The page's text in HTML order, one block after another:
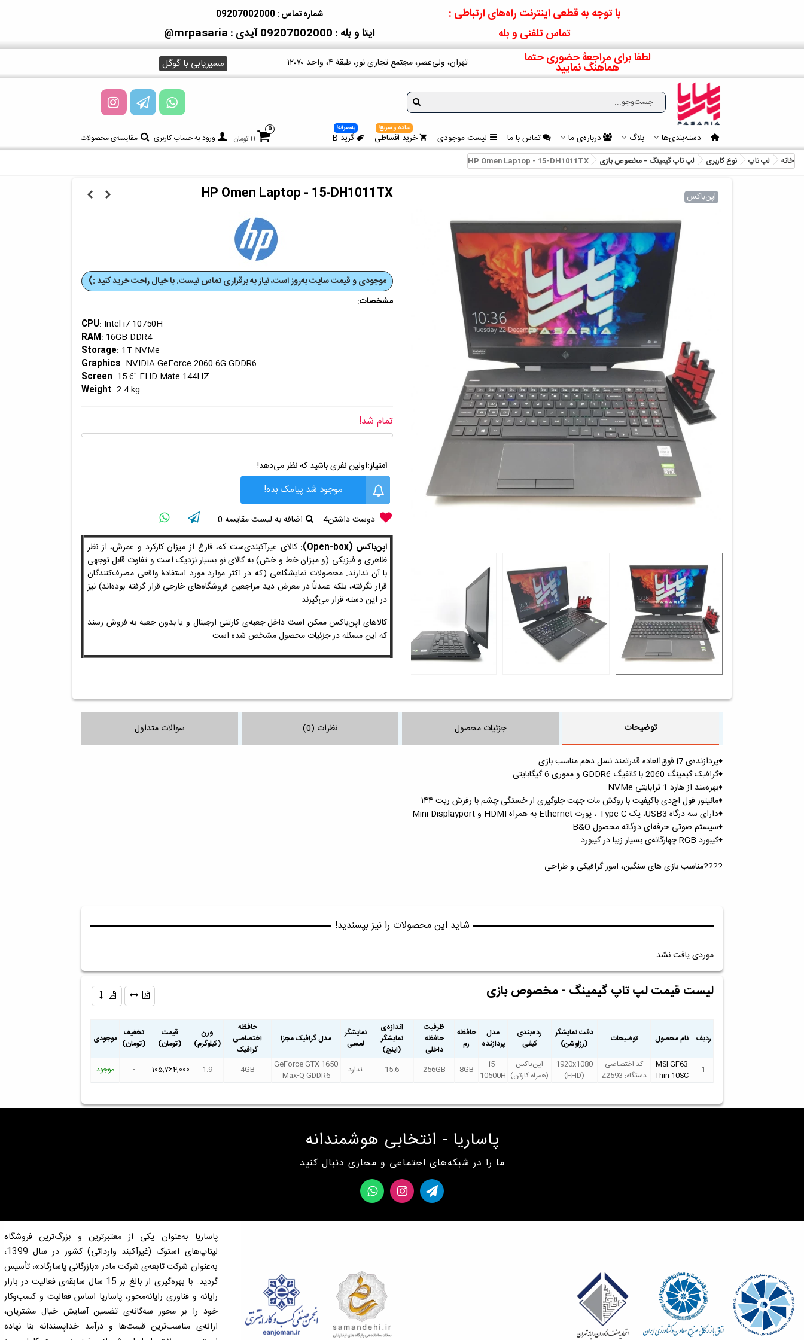
با توجه به قطعی اینترنت راه‌های ارتباطی :
تماس تلفنی و بله
شماره تماس : 09207002000
ایتا و بله : 09207002000
آیدی : mrpasaria@
لطفا برای مراجعۀ حضوری حتما
هماهنگ نمایید تهران، ولی‌عصر، مجتمع تجاری نور، طبقۀ ۴، واحد ۱۲۰۷۰ مسیریابی با گوگل
دسته‌بندی‌ها بلاگ درباره‌ی ما تماس با ما لیست موجودی خرید اقساطی
ساده و سریع!
گرید B
به‌صرفه! 0
0 تومان ورود به حساب کاربری
مقایسه‌ی محصولات
خانه
لپ تاپ نوع کاربری لپ تاپ گیمینگ - مخصوص بازی HP Omen Laptop - 15-DH1011TX
اپن‌باکس HP Omen Laptop - 15-DH1011TX
موجودی و قیمت‌ سایت به‌روز است، نیاز به برقراری تماس نیست. با خیال راحت خرید کنید :)
مشخصات:
CPU: Intel i7-10750H
RAM: 16GB DDR4
Storage: 1T NVMe
Graphics: NVIDIA GeForce 2060 6G GDDR6
Screen: 15.6" FHD Mate 144HZ
Weight: 2.4 kg
تمام شد!
امتیاز:اولین نفری باشید که نظر می‌دهد!
موجود شد پیامک بده!
دوست داشتن4 اضافه به لیست مقایسه 0
اپن‌باکس (Open-box)
: کالای غیرآکبندی‌ست که، فارغ از میزان کارکرد و عمرش، از نظر
ظاهری و فیزیکی (و میزان خط و خش)به کالای نو بسیار نزدیک است و تفاوت قابل توجهی
با آن ندارند. محصولات نمایشگاهی (که در اکثر مواردمورد استفادۀ واقعی مصرف‌کنندگان
قرار نگرفته، بلکه عمدتاً در معرض دید مراجعین فروشگاه‌های خارجی قرار گرفته بوده‌اند) نیز
در این دسته قرار می‌گیرند.
کالاهای اپن‌باکس ممکن است داخل جعبه‌ی کارتنی ارجینال و یا بدون جعبه به فروش رسند
که این مسئله در جزئیات محصول مشخص شده است
توضیحات جزئیات محصول نظرات (0) سوالات متداول
♦️پردازنده‌ی i7 فوق‌العاده قدرتمند نسل دهم مناسب بازی‌
♦️گرافیک گیمینگ 2060 با کانفیگ GDDR6 و مِموری 6 گیگابایتی
♦️بهره‌مند از هارد 1 ترابایتی NVMe
♦️مانیتور فول اچ‌دی باکیفیت با روکش مات جهت جلوگیری از خستگی چشم با رفرش ریت ۱۴۴
♦️دارای سه درگاه USB3، یک Type-C ، پورت Ethernet به همراه HDMI و Mini Displayport
♦️سیستم صوتی حرفه‌ای دوگانه محصول B&O
♦️کیبورد RGB چهارگانه‌ی بسیار زیبا در کیبورد
????مناسب بازی های سنگین، امور گرافیکی و طراحی
شاید این محصولات را نیز بپسندید!
موردی یافت نشد
لیست قیمت لپ تاپ گیمینگ - مخصوص بازی
ردیف نام محصول توضیحات
دقت نمایشگر
(رزلوشن)
رده‌بندی
کیفی
مدل
پردازنده
حافظه
رم
ظرفیت
حافظه
داخلی
اندازه‌ی
نمایشگر
(اینچ)
نمایشگر
لمسی
مدل گرافیک مجزا
حافظه
اختصاصی
گرافیک
وزن
(کیلوگرم)
قیمت
(تومان)
تخفیف
(تومان) موجودی
1
MSI GF63
Thin 10SC
کد اختصاصی
دستگاه: Z2593
1920x1080
(FHD)
اپن‌باکس
(همراه کارتن)
i5-
10500H
8GB
256GB
15.6 ندارد
GeForce GTX 1650
Max-Q GDDR6
4GB
1.9
105,764,000
- موجود
پاساریا - انتخابی هوشمندانه
ما را در شبکه‌های اجتماعی و مجازی دنبال کنید
پاساریا به‌عنوان یکی از معتبرترین و بزرگ‌ترین فروشگاه
لپتاپ‌های استوک (غیرآکبند وارداتی) کشور در سال 1399،
به‌عنوان شرکت تابعه‌ی شرکت مادر «بازرگانی پاسارگاد»، تأسیس
گردید. با بهره‌گیری از بالغ بر 15 سال سابقه‌ی فعالیت در بازار
رایانه و فناوری رایانه‌محور، پاساریا اساس فعالیت و کسب‌وکار
خود را بر محور سه‌گانه‌ی تضمین آسایش خیال مشتریان،
ارائه‌ی مناسب‌ترین قیمت‌ها و درآمد خداپسندانه بنا نهاده